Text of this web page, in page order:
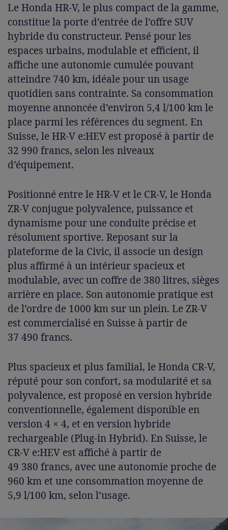
Le Honda HR-V, le plus compact de la gamme,
constitue la porte d’entrée de l’offre SUV
hybride du constructeur. Pensé pour les
espaces urbains, modulable et efficient, il
affiche une autonomie cumulée pouvant
atteindre 740 km, idéale pour un usage
quotidien sans contrainte. Sa consommation
moyenne annoncée d’environ 5,4 l/100 km le
place parmi les références du segment. En
Suisse, le HR-V e:HEV est proposé à partir de
32 990 francs, selon les niveaux
d’équipement.
Positionné entre le HR-V et le CR-V, le Honda
ZR-V conjugue polyvalence, puissance et
dynamisme pour une conduite précise et
résolument sportive. Reposant sur la
plateforme de la Civic, il associe un design
plus affirmé à un intérieur spacieux et
modulable, avec un coffre de 380 litres, sièges
arrière en place. Son autonomie pratique est
de l’ordre de 1000 km sur un plein. Le ZR-V
est commercialisé en Suisse à partir de
37 490 francs.
Plus spacieux et plus familial, le Honda CR-V,
réputé pour son confort, sa modularité et sa
polyvalence, est proposé en version hybride
conventionnelle, également disponible en
version 4 × 4, et en version hybride
rechargeable (Plug-in Hybrid). En Suisse, le
CR-V e:HEV est affiché à partir de
49 380 francs, avec une autonomie proche de
960 km et une consommation moyenne de
5,9 l/100 km, selon l’usage.